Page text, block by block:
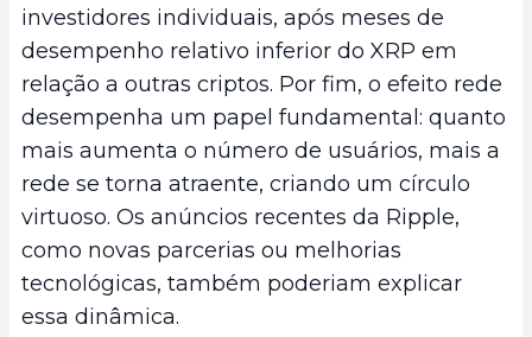
investidores individuais, após meses de
desempenho relativo inferior do XRP em
relação a outras criptos. Por fim, o efeito rede
desempenha um papel fundamental: quanto
mais aumenta o número de usuários, mais a
rede se torna atraente, criando um círculo
virtuoso. Os anúncios recentes da Ripple,
como novas parcerias ou melhorias
tecnológicas, também poderiam explicar
essa dinâmica.